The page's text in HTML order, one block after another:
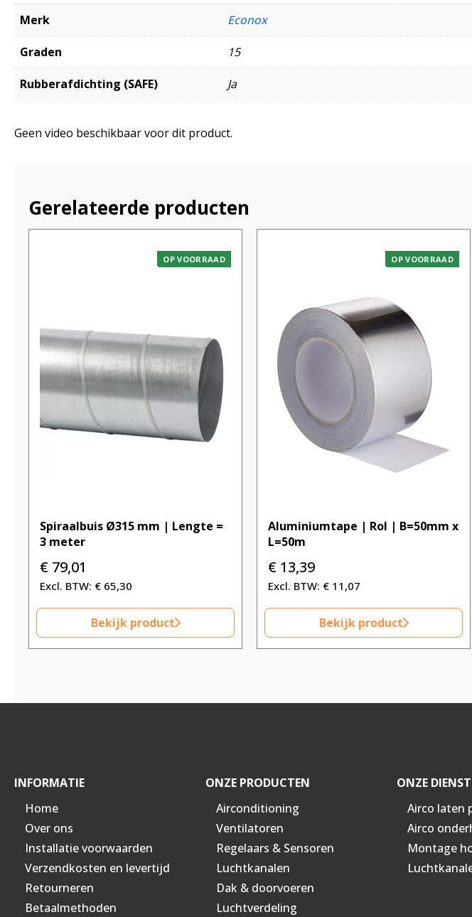
Merk Econox
Graden 15
Rubberafdichting (SAFE) Ja
Geen video beschikbaar voor dit product.
Gerelateerde producten
OP VOORRAAD
Spiraalbuis Ø315 mm | Lengte =
3 meter
€ 79,01
€ 65,30
Bekijk product
OP VOORRAAD
Aluminiumtape | Rol | B=50mm x
L=50m
€ 13,39
€ 11,07
Bekijk product
INFORMATIE
Home
Over ons
Installatie voorwaarden
Verzendkosten en levertijd
Retourneren
Betaalmethoden
ONZE PRODUCTEN
Airconditioning
Ventilatoren
Regelaars & Sensoren
Luchtkanalen
Dak & doorvoeren
Luchtverdeling
ONZE
Airco laten
Airco
Montage